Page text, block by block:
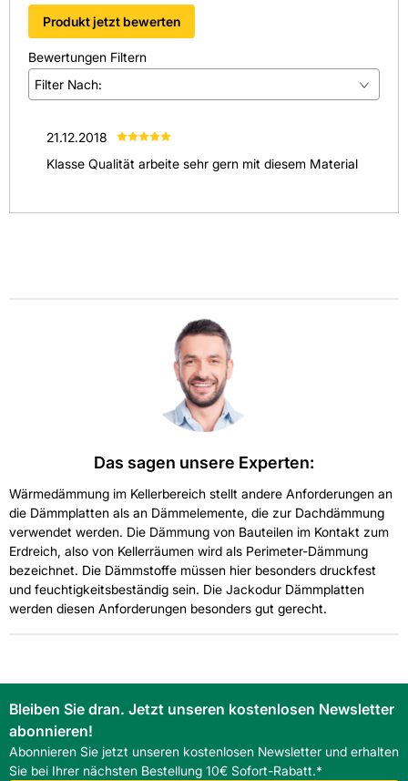
Produkt jetzt bewerten
Bewertungen Filtern
Filter Nach:
21.12.2018
Klasse Qualität arbeite sehr gern mit diesem Material
Das sagen unsere Experten:
Wärmedämmung im Kellerbereich stellt andere Anforderungen an
die Dämmplatten als an Dämmelemente, die zur Dachdämmung
verwendet werden. Die Dämmung von Bauteilen im Kontakt zum
Erdreich, also von Kellerräumen wird als Perimeter-Dämmung
bezeichnet. Die Dämmstoffe müssen hier besonders druckfest
und feuchtigkeitsbeständig sein. Die Jackodur Dämmplatten
werden diesen Anforderungen besonders gut gerecht.
Bleiben Sie dran. Jetzt unseren kostenlosen Newsletter
abonnieren!
Abonnieren Sie jetzt unseren kostenlosen Newsletter und erhalten
Sie bei Ihrer nächsten Bestellung 10€ Sofort-Rabatt.*